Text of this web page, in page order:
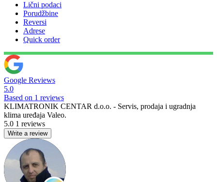
Lični podaci
Porudžbine
Reversi
Adrese
Quick order
Google Reviews
5.0
Based on 1 reviews
KLIMATRONIK CENTAR d.o.o. - Servis, prodaja i ugradnja
klima uređaja Valeo.
5.0 1 reviews
Write a review